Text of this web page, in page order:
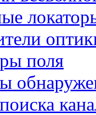
поля